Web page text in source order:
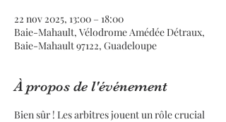
22 nov 2025, 13:00 – 18:00
Baie-Mahault, Vélodrome Amédée Détraux,
Baie-Mahault 97122, Guadeloupe
À propos de l'événement
Bien sûr ! Les arbitres jouent un rôle crucial